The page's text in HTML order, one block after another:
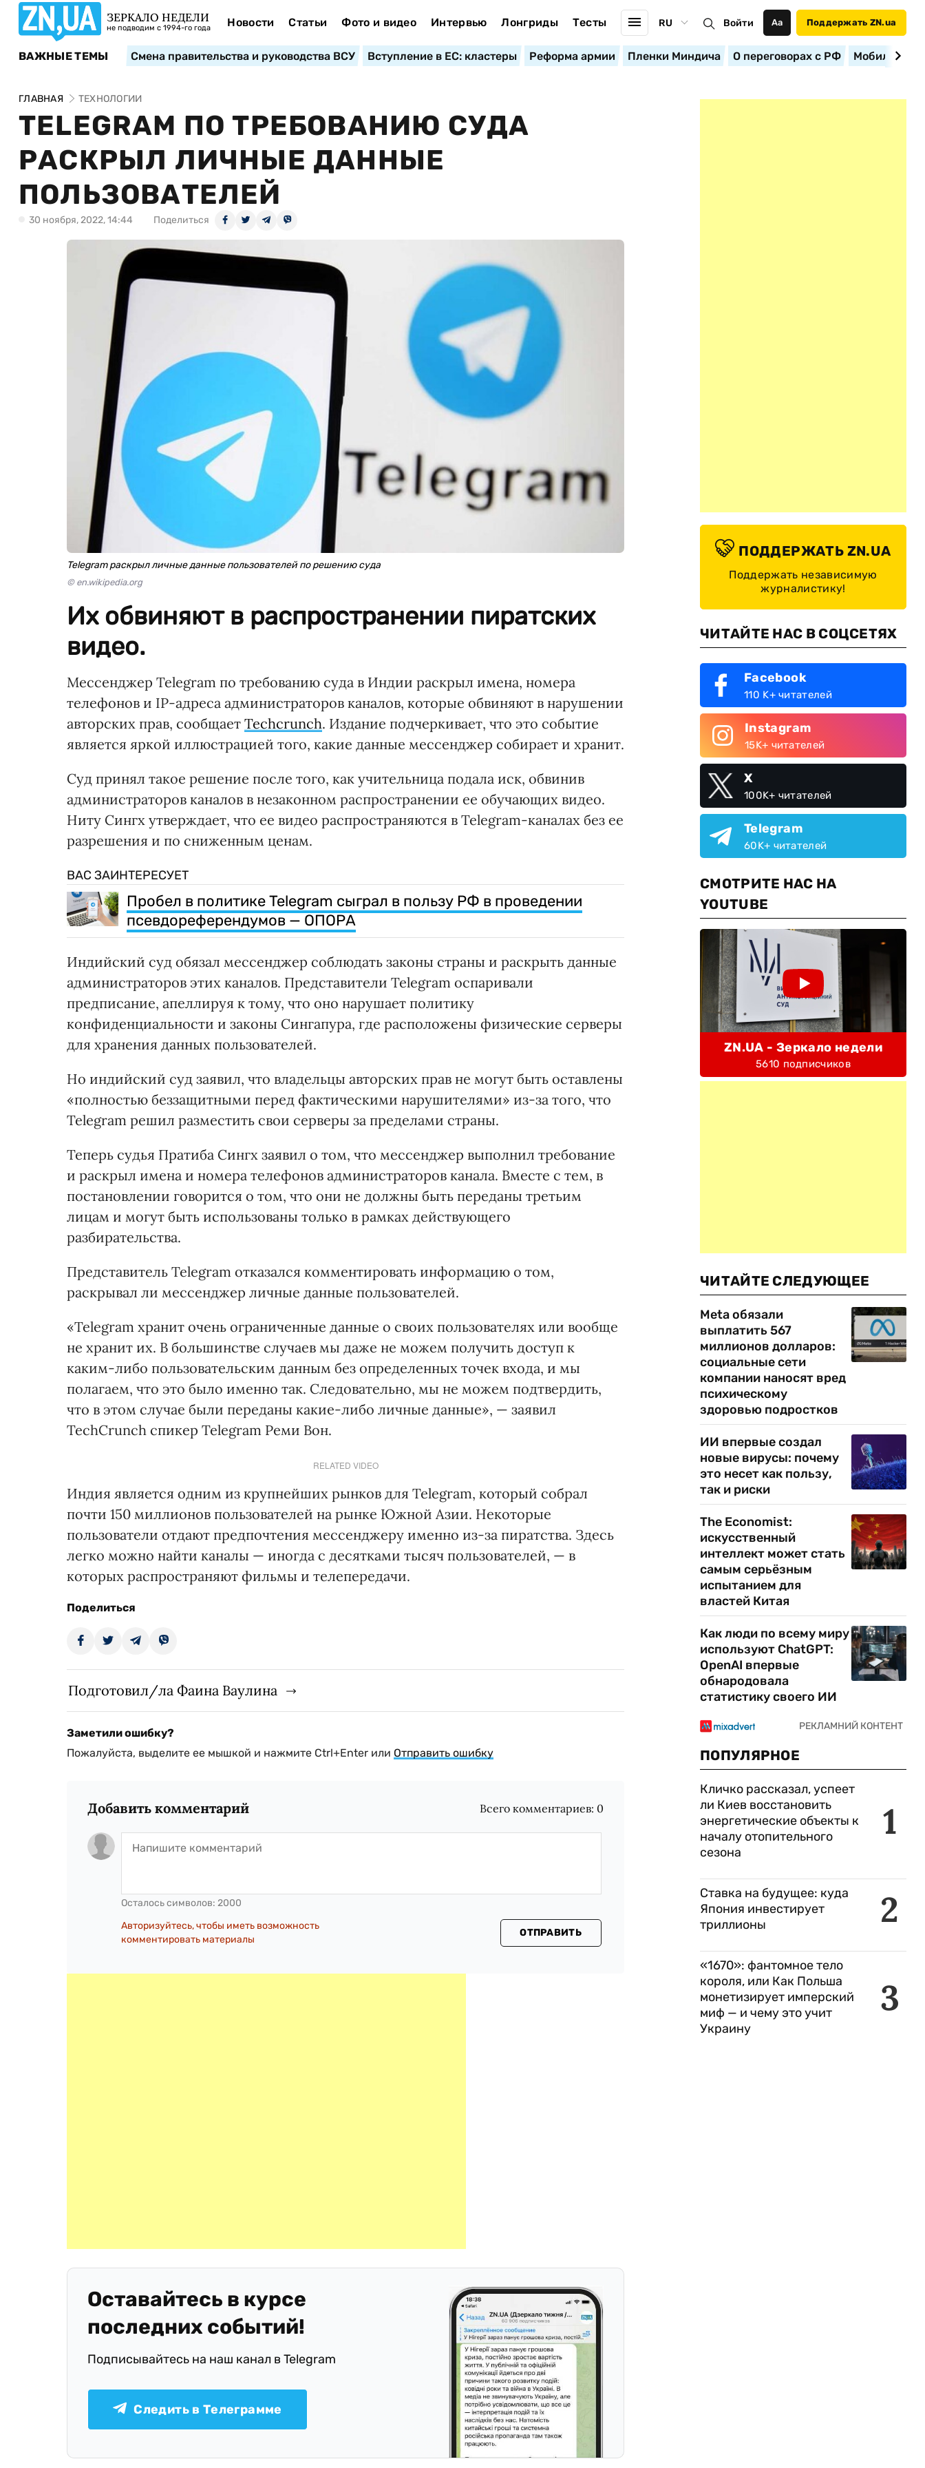
ЗЕРКАЛО НЕДЕЛИ
не подводим с 1994-го года Новости Статьи Фото и видео Интервью Лонгриды Тесты RU Войти Аа Поддержать ZN.ua
ВАЖНЫЕ ТЕМЫ Смена правительства и руководства ВСУ Вступление в ЕС: кластеры Реформа армии Пленки Миндича О переговорах с РФ
ГЛАВНАЯ ТЕХНОЛОГИИ
TELEGRAM ПО ТРЕБОВАНИЮ СУДА
РАСКРЫЛ ЛИЧНЫЕ ДАННЫЕ
ПОЛЬЗОВАТЕЛЕЙ
30 ноября, 2022, 14:44 Поделиться
Telegram раскрыл личные данные пользователей по решению суда
© en.wikipedia.org
Их обвиняют в распространении пиратских
видео.
Мессенджер Telegram по требованию суда в Индии раскрыл имена, номера
телефонов и IP-адреса администраторов каналов, которые обвиняют в нарушении
авторских прав, сообщает Techcrunch. Издание подчеркивает, что это событие
является яркой иллюстрацией того, какие данные мессенджер собирает и хранит.
Суд принял такое решение после того, как учительница подала иск, обвинив
администраторов каналов в незаконном распространении ее обучающих видео.
Ниту Сингх утверждает, что ее видео распространяются в Telegram-каналах без ее
разрешения и по сниженным ценам.
ВАС ЗАИНТЕРЕСУЕТ
Пробел в политике Telegram сыграл в пользу РФ в проведении
псевдореферендумов — ОПОРА
Индийский суд обязал мессенджер соблюдать законы страны и раскрыть данные
администраторов этих каналов. Представители Telegram оспаривали
предписание, апеллируя к тому, что оно нарушает политику
конфиденциальности и законы Сингапура, где расположены физические серверы
для хранения данных пользователей.
Но индийский суд заявил, что владельцы авторских прав не могут быть оставлены
«полностью беззащитными перед фактическими нарушителями» из-за того, что
Telegram решил разместить свои серверы за пределами страны.
Теперь судья Пратиба Сингх заявил о том, что мессенджер выполнил требование
и раскрыл имена и номера телефонов администраторов канала. Вместе с тем, в
постановлении говорится о том, что они не должны быть переданы третьим
лицам и могут быть использованы только в рамках действующего
разбирательства.
Представитель Telegram отказался комментировать информацию о том,
раскрывал ли мессенджер личные данные пользователей.
«Telegram хранит очень ограниченные данные о своих пользователях или вообще
не хранит их. В большинстве случаев мы даже не можем получить доступ к
каким-либо пользовательским данным без определенных точек входа, и мы
полагаем, что это было именно так. Следовательно, мы не можем подтвердить,
что в этом случае были переданы какие-либо личные данные», — заявил
TechCrunch спикер Telegram Реми Вон.
RELATED VIDEO
Индия является одним из крупнейших рынков для Telegram, который собрал
почти 150 миллионов пользователей на рынке Южной Азии. Некоторые
пользователи отдают предпочтения мессенджеру именно из-за пиратства. Здесь
легко можно найти каналы — иногда с десятками тысяч пользователей, — в
которых распространяют фильмы и телепередачи.
Поделиться
Подготовил/ла Фаина Ваулина
Заметили ошибку?
Пожалуйста, выделите ее мышкой и нажмите Ctrl+Enter или Отправить ошибку
Добавить комментарий Всего комментариев: 0
Осталось символов: 2000
Авторизуйтесь, чтобы иметь возможность
комментировать материалы
ОТПРАВИТЬ
Оставайтесь в курсе
последних событий!
Подписывайтесь на наш канал в Telegram
Следить в Телеграмме
ПОДДЕРЖАТЬ ZN.UA
Поддержать независимую
журналистику!
ЧИТАЙТЕ НАС В СОЦСЕТЯХ
Facebook
110 K+ читателей
Instagram
15K+ читателей
X
100K+ читателей
Telegram
60K+ читателей
СМОТРИТЕ НАС НА
YOUTUBE
ZN.UA - Зеркало недели
5610 подписчиков
ЧИТАЙТЕ СЛЕДУЮЩЕЕ
Meta обязали
выплатить 567
миллионов долларов:
социальные сети
компании наносят вред
психическому
здоровью подростков
ИИ впервые создал
новые вирусы: почему
это несет как пользу,
так и риски
The Economist:
искусственный
интеллект может стать
самым серьёзным
испытанием для
властей Китая
Как люди по всему миру
используют ChatGPT:
OpenAI впервые
обнародовала
статистику своего ИИ
ПОПУЛЯРНОЕ
1
Кличко рассказал, успеет
ли Киев восстановить
энергетические объекты к
началу отопительного
сезона
2
Ставка на будущее: куда
Япония инвестирует
триллионы
3
«1670»: фантомное тело
короля, или Как Польша
монетизирует имперский
миф — и чему это учит
Украину